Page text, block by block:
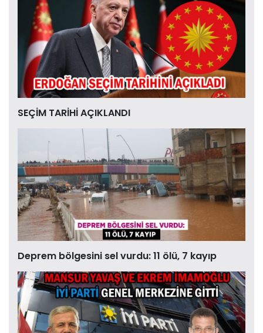
SEÇİM TARİHİ AÇIKLANDI
Deprem bölgesini sel vurdu: 11 ölü, 7 kayıp